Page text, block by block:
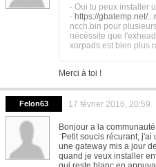
- Oui tu peux installer
- https://gbatemp.net/
ncch.bin pour
nécéssite que
xorpads est bien plus
Merci à toi !
Felon63 17 février 2016, 20:59
Bonjour a la
¨Petit soucis récurant,
une gateway mis a jour
quand je veux installer